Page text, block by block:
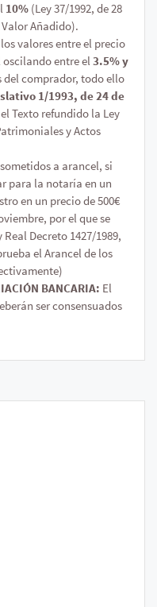
10% (Ley 37/1992, de 28
Añadido).
valores entre el precio
entre el3.5% y
del comprador, todo ello
1/1993, de 24 de
Texto refundido la Ley
y Actos
a arancel, si
para la notaría en un
en un precio de 500€
por el que se
Decreto 1427/1989,
el Arancel de los
BANCARIA: El
ser consensuados